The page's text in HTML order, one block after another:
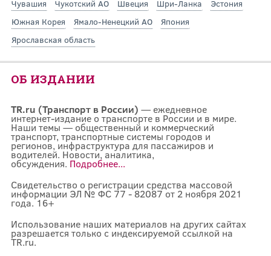
Чувашия
Чукотский АО Швеция Шри-Ланка
Эстония
Южная Корея
Ямало-Ненецкий АО
Япония
Ярославская область
ОБ ИЗДАНИИ
TR.ru (Транспорт в России) — ежедневное
интернет-издание о транспорте в России и в мире.
Наши темы — общественный и коммерческий
транспорт, транспортные системы городов и
регионов, инфраструктура для пассажиров и
водителей. Новости, аналитика,
обсуждения. Подробнее...
Свидетельство о регистрации средства массовой
информации ЭЛ № ФС 77 - 82087 от 2 ноября 2021
года. 16+
Использование наших материалов на других сайтах
разрешается только с индексируемой ссылкой на
TR.ru.